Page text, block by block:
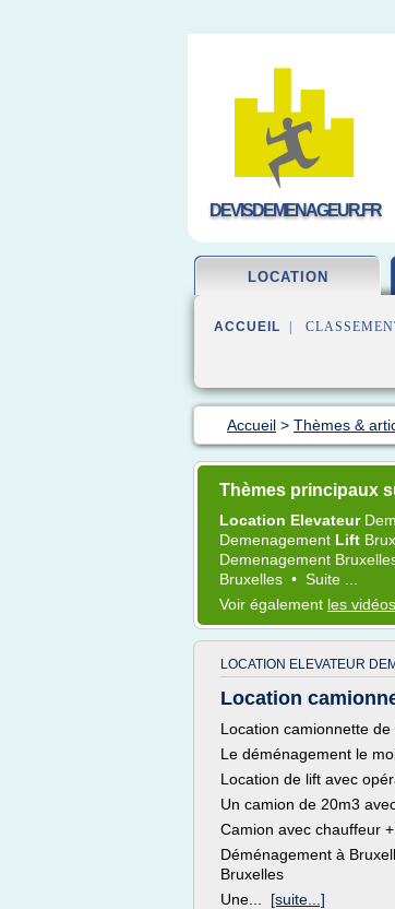
DEVISDEMENAGEUR.FR
LOCATION
ACCUEIL |
Accueil > Thèmes &
Thèmes principaux
Location Elevateur
Demenagement Lift
Demenagement
Bruxelles • Suite ...
Voir également les vidéos
LOCATION ELEVATEUR
Location
Location camionnette
Le déménagement le
Location de lift avec
Un camion de 20m3
Camion avec chauffeur
Déménagement à
Bruxelles
Une... [suite...]